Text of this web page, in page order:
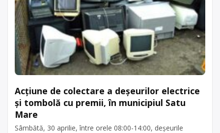
Acțiune de colectare a deșeurilor electrice
și tombolă cu premii, în municipiul Satu
Mare
Sâmbătă, 30 aprilie, între orele 08:00-14:00, deșeurile